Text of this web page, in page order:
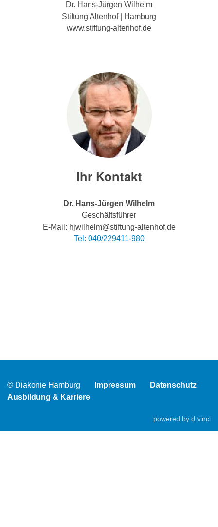
Dr. Hans-Jürgen Wilhelm
Stiftung Altenhof | Hamburg
www.stiftung-altenhof.de
Ihr Kontakt
Dr. Hans-Jürgen Wilhelm
Geschäftsführer
E-Mail: hjwilhelm@stiftung-altenhof.de
Tel: 040/229411-980
© Diakonie Hamburg Impressum
Datenschutz
Ausbildung & Karriere
powered by d.vinci